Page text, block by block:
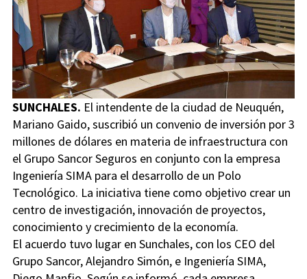
SUNCHALES. El intendente de la ciudad de Neuquén,
Mariano Gaido, suscribió un convenio de inversión por 3
millones de dólares en materia de infraestructura con
el Grupo Sancor Seguros en conjunto con la empresa
Ingeniería SIMA para el desarrollo de un Polo
Tecnológico. La iniciativa tiene como objetivo crear un
centro de investigación, innovación de proyectos,
conocimiento y crecimiento de la economía.
El acuerdo tuvo lugar en Sunchales, con los CEO del
Grupo Sancor, Alejandro Simón, e Ingeniería SIMA,